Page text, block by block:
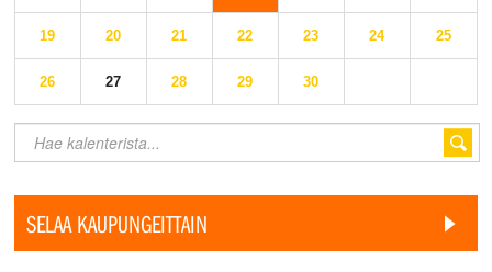
19 20 21 22 23 24 25
26 27 28 29 30
SELAA KAUPUNGEITTAIN